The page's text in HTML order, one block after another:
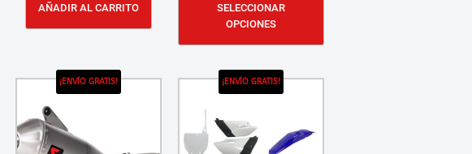
AÑADIR AL CARRITO
SELECCIONAR
OPCIONES
¡ENVÍO GRATIS! ¡ENVÍO GRATIS!